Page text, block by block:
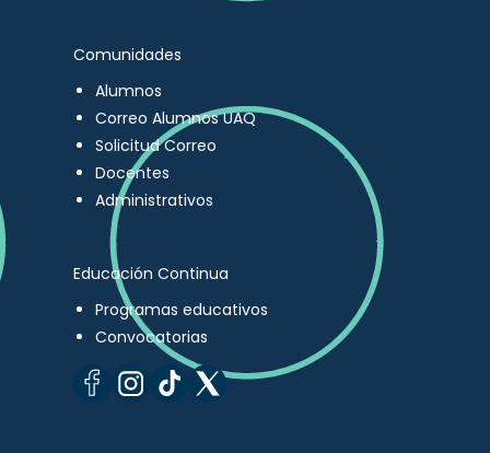
Comunidades
Alumnos
Correo Alumnos UAQ
Solicitud Correo
Docentes
Administrativos
Educación Continua
Programas educativos
Convocatorias